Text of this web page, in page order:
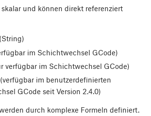
und können direkt referenziert
im Schichtwechsel GCode)
verfügbar im Schichtwechsel GCode)
im benutzerdefinierten
GCode seit Version 2.4.0)
durch komplexe Formeln definiert.